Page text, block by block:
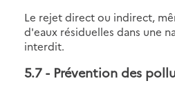
Le rejet direct ou indirect,
d'eaux résiduelles dans une
interdit.
5.7 - Prévention des